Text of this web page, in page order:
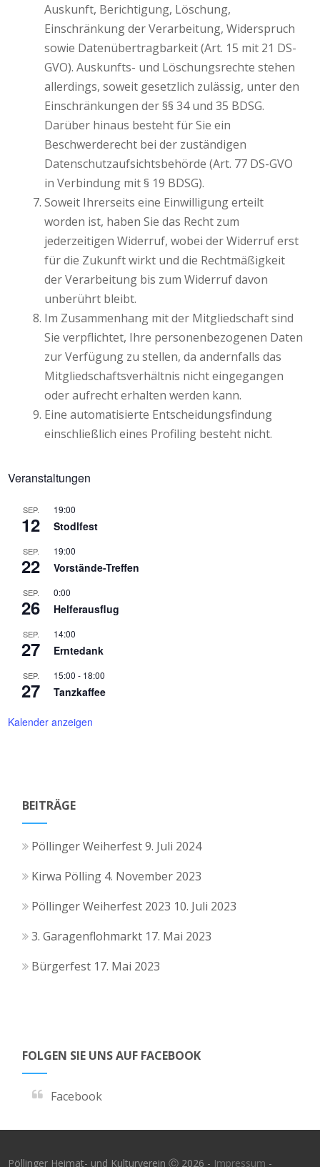
Auskunft, Berichtigung, Löschung,
Einschränkung der Verarbeitung, Widerspruch
sowie Datenübertragbarkeit (Art. 15 mit 21 DS-
GVO). Auskunfts- und Löschungsrechte stehen
allerdings, soweit gesetzlich zulässig, unter den
Einschränkungen der §§ 34 und 35 BDSG.
Darüber hinaus besteht für Sie ein
Beschwerderecht bei der zuständigen
Datenschutzaufsichtsbehörde (Art. 77 DS-GVO
in Verbindung mit § 19 BDSG).
Soweit Ihrerseits eine Einwilligung erteilt
worden ist, haben Sie das Recht zum
jederzeitigen Widerruf, wobei der Widerruf erst
für die Zukunft wirkt und die Rechtmäßigkeit
der Verarbeitung bis zum Widerruf davon
unberührt bleibt.
Im Zusammenhang mit der Mitgliedschaft sind
Sie verpflichtet, Ihre personenbezogenen Daten
zur Verfügung zu stellen, da andernfalls das
Mitgliedschaftsverhältnis nicht eingegangen
oder aufrecht erhalten werden kann.
Eine automatisierte Entscheidungsfindung
einschließlich eines Profiling besteht nicht.
Veranstaltungen
SEP.
12
19:00
Stodlfest
SEP.
22
19:00
Vorstände-Treffen
SEP.
26
0:00
Helferausflug
SEP.
27
14:00
Erntedank
SEP.
27
15:00 - 18:00
Tanzkaffee
Kalender anzeigen
BEITRÄGE
Pöllinger Weiherfest9. Juli 2024
Kirwa Pölling 4. November 2023
Pöllinger Weiherfest 2023 10. Juli 2023
3. Garagenflohmarkt 17. Mai 2023
Bürgerfest 17. Mai 2023
FOLGEN SIE UNS AUF FACEBOOK
Facebook
Pöllinger Heimat- und Kulturverein Ⓒ 2026 - Impressum -